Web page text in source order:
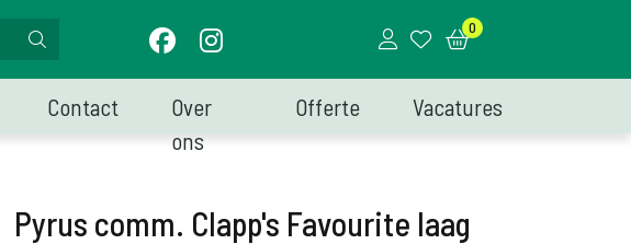
0
Contact
Over
ons
Offerte Vacatures
Pyrus comm. Clapp's Favourite laag